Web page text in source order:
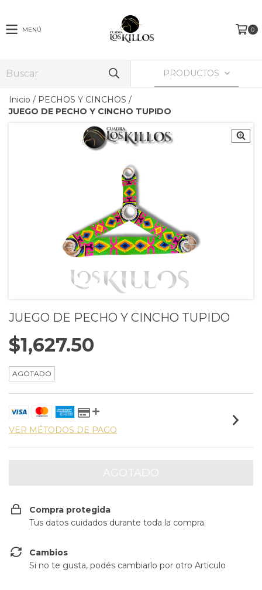
MENÚ 0
PRODUCTOS
Inicio / PECHOS Y CINCHOS /
JUEGO DE PECHO Y CINCHO TUPIDO
JUEGO DE PECHO Y CINCHO TUPIDO
$1,627.50
AGOTADO
VER MÉTODOS DE PAGO
Compra protegida
Tus datos cuidados durante toda la compra.
Cambios
Si no te gusta, podés cambiarlo por otro Articulo